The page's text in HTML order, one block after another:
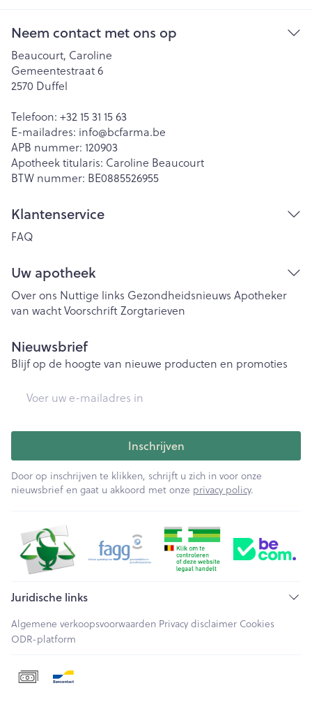
Neem contact met ons op
Beaucourt, Caroline
Gemeentestraat 6
2570 Duffel
Telefoon: +32 15 31 15 63
E-mailadres: info@bcfarma.be
APB nummer: 120903
Apotheek titularis: Caroline Beaucourt
BTW nummer: BE0885526955
Klantenservice
FAQ
Uw apotheek
Over ons Nuttige links Gezondheidsnieuws Apotheker
van wachtVoorschriftZorgtarieven
Nieuwsbrief
Blijf op de hoogte van nieuwe producten en promoties
Inschrijven
Door op inschrijven te klikken, schrijft u zich in voor onze
nieuwsbrief en gaat u akkoord met onze privacy policy.
Juridische links
Algemene verkoopsvoorwaarden Privacy disclaimer Cookies
ODR-platform